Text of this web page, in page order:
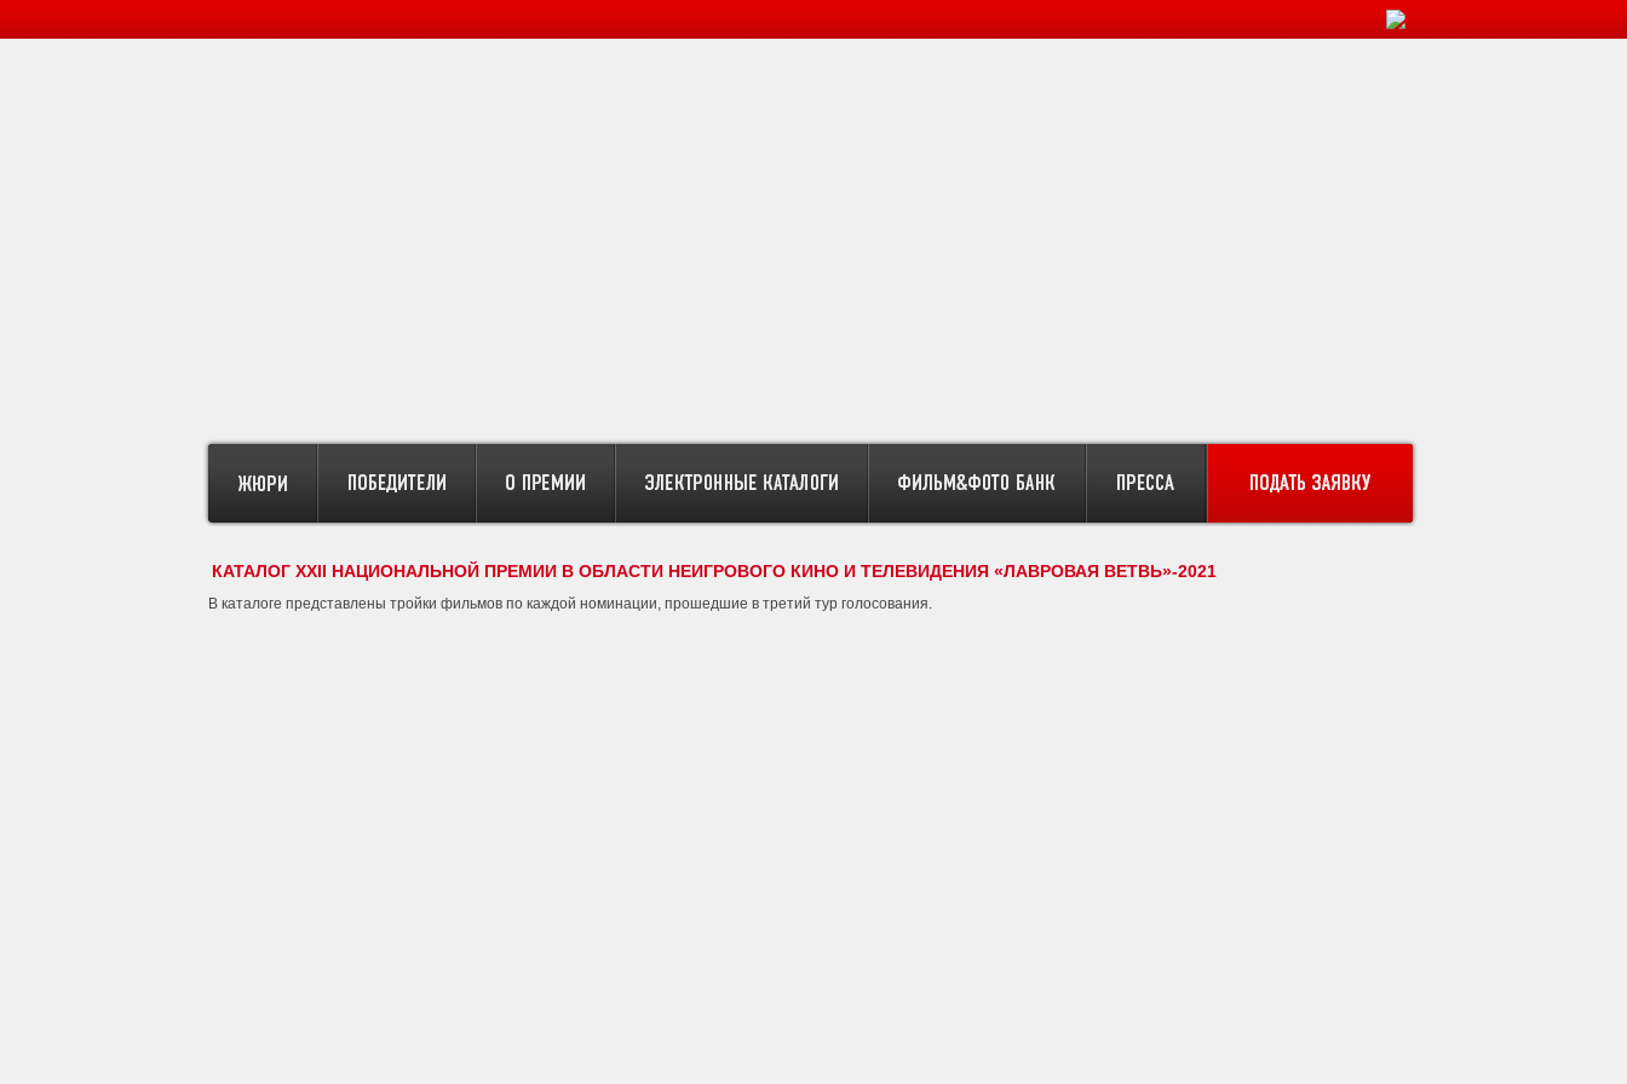
КАТАЛОГ XXII НАЦИОНАЛЬНОЙ ПРЕМИИ В ОБЛАСТИ НЕИГРОВОГО КИНО И ТЕЛЕВИДЕНИЯ «ЛАВРОВАЯ ВЕТВЬ»-2021
В каталоге представлены тройки фильмов по каждой номинации, прошедшие в третий тур голосования.